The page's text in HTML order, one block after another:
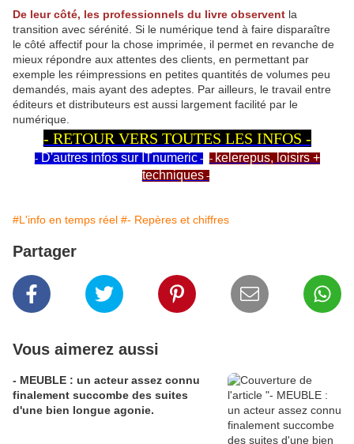
De leur côté, les professionnels du livre observent la
transition avec sérénité. Si le numérique tend à faire disparaître
le côté affectif pour la chose imprimée, il permet en revanche de
mieux répondre aux attentes des clients, en permettant par
exemple les réimpressions en petites quantités de volumes peu
demandés, mais ayant des adeptes. Par ailleurs, le travail entre
éditeurs et distributeurs est aussi largement facilité par le
numérique.
- RETOUR VERS TOUTES LES INFOS -
- D'autres infos sur ITnumeric- - kelerepus, loisirs +
techniques-
#L'info en temps réel #- Repères et chiffres
Partager
Vous aimerez aussi
- MEUBLE : un acteur assez connu
finalement succombe des suites
d'une bien longue agonie.